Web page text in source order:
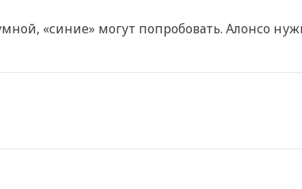
«синие» могут попробовать. Алонсо